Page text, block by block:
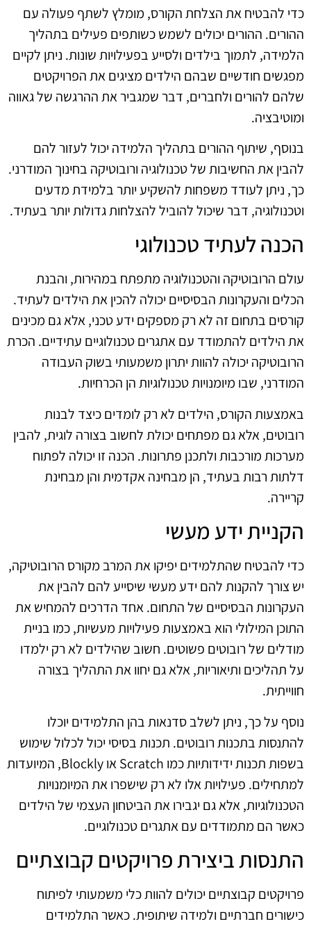
כדי להבטיח את הצלחת הקורס, מומלץ לשתף פעולה עם
ההורים. ההורים יכולים לשמש כשותפים פעילים בתהליך
הלמידה, לתמוך בילדים ולסייע בפעילויות שונות. ניתן לקיים
מפגשים חודשיים שבהם הילדים מציגים את הפרויקטים
שלהם להורים ולחברים, דבר שמגביר את ההרגשה של גאווה
ומוטיבציה.
בנוסף, שיתוף ההורים בתהליך הלמידה יכול לעזור להם
להבין את החשיבות של טכנולוגיה ורובוטיקה בחינוך המודרני.
כך, ניתן לעודד משפחות להשקיע יותר בלמידת מדעים
וטכנולוגיה, דבר שיכול להוביל להצלחות גדולות יותר בעתיד.
הכנה לעתיד טכנולוגי
עולם הרובוטיקה והטכנולוגיה מתפתח במהירות, והבנת
הכלים והעקרונות הבסיסיים יכולה להכין את הילדים לעתיד.
קורסים בתחום זה לא רק מספקים ידע טכני, אלא גם מכינים
את הילדים להתמודד עם אתגרים טכנולוגיים עתידיים. הכרת
הרובוטיקה יכולה להוות יתרון משמעותי בשוק העבודה
המודרני, שבו מיומנויות טכנולוגיות הן הכרחיות.
באמצעות הקורס, הילדים לא רק לומדים כיצד לבנות
רובוטים, אלא גם מפתחים יכולת לחשוב בצורה לוגית, להבין
מערכות מורכבות ולתכנן פתרונות. הכנה זו יכולה לפתוח
דלתות רבות בעתיד, הן מבחינה אקדמית והן מבחינת
קריירה.
הקניית ידע מעשי
כדי להבטיח שהתלמידים יפיקו את המרב מקורס הרובוטיקה,
יש צורך להקנות להם ידע מעשי שיסייע להם להבין את
העקרונות הבסיסיים של התחום. אחד הדרכים להמחיש את
התוכן המילולי הוא באמצעות פעילויות מעשיות, כמו בניית
מודלים של רובוטים פשוטים. חשוב שהילדים לא רק ילמדו
על תהליכים ותיאוריות, אלא גם יחוו את התהליך בצורה
חווייתית.
נוסף על כך, ניתן לשלב סדנאות בהן התלמידים יוכלו
להתנסות בתכנות רובוטים. תכנות בסיסי יכול לכלול שימוש
בשפות תכנות ידידותיות כמו Scratch או Blockly, המיועדות
למתחילים. פעילויות אלו לא רק שישפרו את המיומנויות
הטכנולוגיות, אלא גם יגבירו את הביטחון העצמי של הילדים
כאשר הם מתמודדים עם אתגרים טכנולוגיים.
התנסות ביצירת פרויקטים קבוצתיים
פרויקטים קבוצתיים יכולים להוות כלי משמעותי לפיתוח
כישורים חברתיים ולמידה שיתופית. כאשר התלמידים